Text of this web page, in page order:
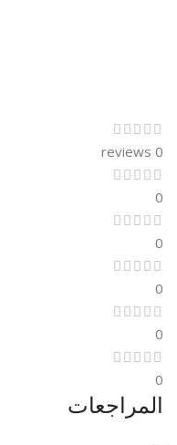
0 reviews
0
0
0
0
0
المراجعات